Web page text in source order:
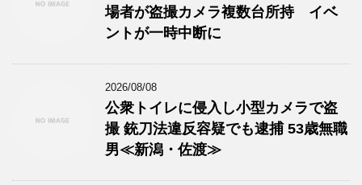
場者が盗撮カメラ複数台所持 イベ
ントが一時中断に
2026/08/08
公衆トイレに侵入し小型カメラで盗
撮 銃刀法違反容疑でも逮捕 53歳無職
男≪新潟・佐渡≫